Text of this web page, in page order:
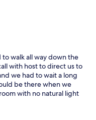
to walk all way down the
with host to direct us to
we had to wait a long
be there when we
with no natural light
discussion he gave
we had only two